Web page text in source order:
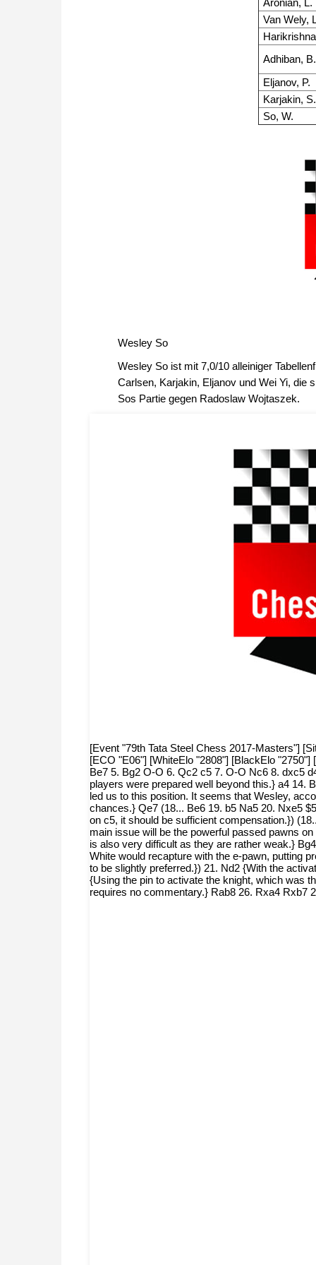
Van Wely,
Adhiban, B.
Eljanov, P.
Karjakin, S.
So, W.
Wesley So
Wesley So ist mit 7,0/10 alleiniger
Carlsen, Karjakin, Eljanov und Wei Yi, die
Sos Partie gegen Radoslaw Wojtaszek.
[Event "79th Tata Steel Chess 2017-Masters"]
[ECO "E06"] [WhiteElo "2808"] [BlackElo
Be7 5. Bg2 O-O 6. Qc2 c5 7. O-O Nc6 8. dxc5
players were prepared well beyond this.} a4 14.
led us to this position. It seems that Wesley,
chances.} Qe7 (18... Be6 19. b5 Na5 20. Nxe5
on c5, it should be sufficient compensation.})
main issue will be the powerful passed pawns
is also very difficult as they are rather weak.}
White would recapture with the e-pawn, putting
to be slightly preferred.}) 21. Nd2 {With the
{Using the pin to activate the knight, which was
requires no commentary.} Rab8 26. Rxa4